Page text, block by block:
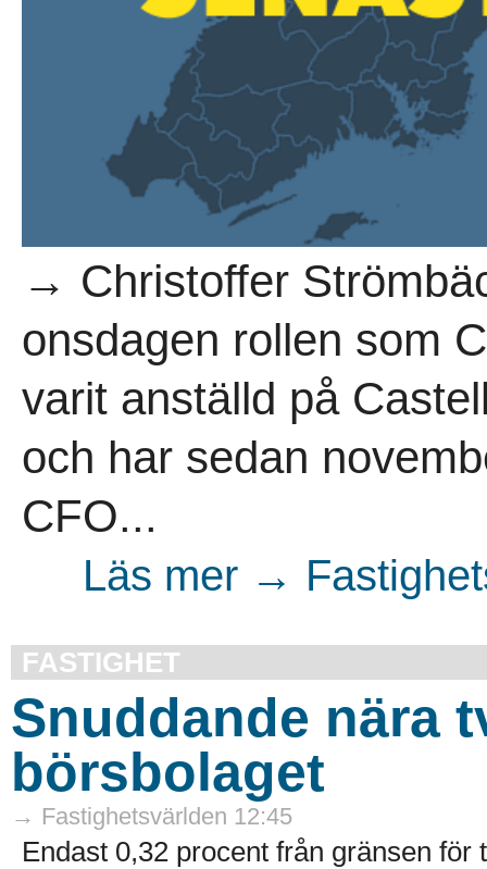
→ Christoffer
onsdagen rollen som
varit anställd på
och har sedan
CFO...
Läs mer →
FASTIGHET
Snuddande nära
börsbolaget
→ Fastighetsvärlden 12:45
Endast 0,32 procent från gränsen för